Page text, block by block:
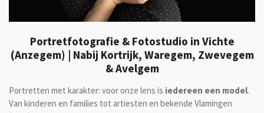
Portretfotografie & Fotostudio in Vichte
(Anzegem) | Nabij Kortrijk, Waregem, Zwevegem
& Avelgem
Portretten met karakter: voor onze lens is iedereen een model.
Van kinderen en families tot artiesten en bekende Vlamingen